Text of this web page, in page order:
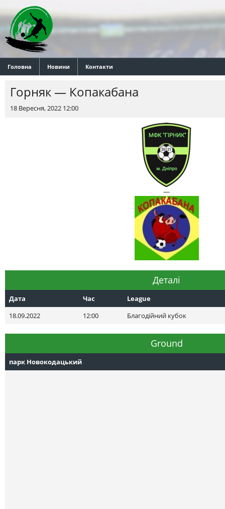
Головна Новини Контакти
Горняк — Копакабана
18 Вересня, 2022 12:00
—
Деталі
Дата Час
League
18.09.2022
12:00 Благодiйний кубок
Ground
парк Новокодацький